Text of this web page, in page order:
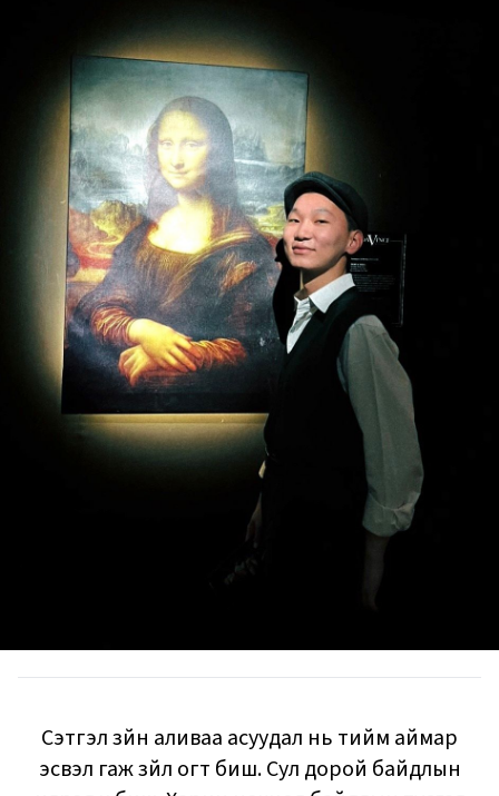
Сэтгэл зүйн аливаа асуудал нь тийм аймар
эсвэл гаж зүйл огт биш. Сул дорой байдлын